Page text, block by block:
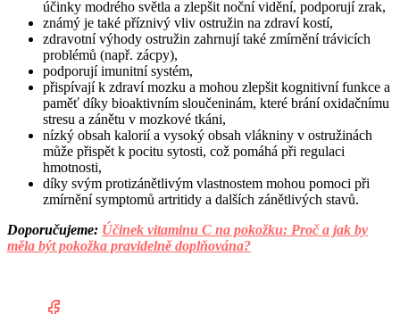
účinky modrého světla a zlepšit noční vidění, podporují zrak,
známý je také příznivý vliv ostružin na zdraví kostí,
zdravotní výhody ostružin zahrnují také zmírnění trávicích
problémů (např. zácpy),
podporují imunitní systém,
přispívají k zdraví mozku a mohou zlepšit kognitivní funkce a
paměť díky bioaktivním sloučeninám, které brání oxidačnímu
stresu a zánětu v mozkové tkáni,
nízký obsah kalorií a vysoký obsah vlákniny v ostružinách
může přispět k pocitu sytosti, což pomáhá při regulaci
hmotnosti,
díky svým protizánětlivým vlastnostem mohou pomoci při
zmírnění symptomů artritidy a dalších zánětlivých stavů.
Doporučujeme: Účinek vitaminu C na pokožku: Proč a jak by
měla být pokožka pravidelně doplňována?